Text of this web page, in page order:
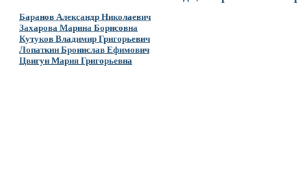
Баранов Александр Николаевич
Захарова Марина Борисовна
Кутуков Владимир Григорьевич
Лопаткин Бронислав Ефимович
Цвигун Мария Григорьевна